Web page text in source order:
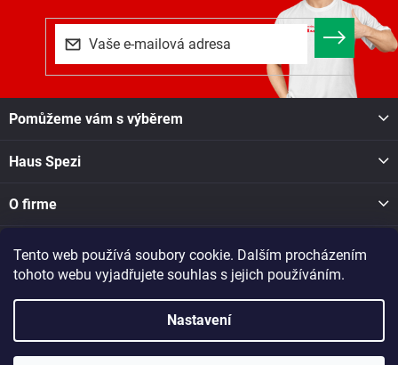
Tento web používá soubory cookie. Dalším procházením
tohoto webu vyjadřujete souhlas s jejich používáním.
Nastavení
Při nákupu v naší pobočce v Novém Městě na Moravě, Soškova
Pomůžeme vám s výběrem
Haus Spezi
O firme
Facebook